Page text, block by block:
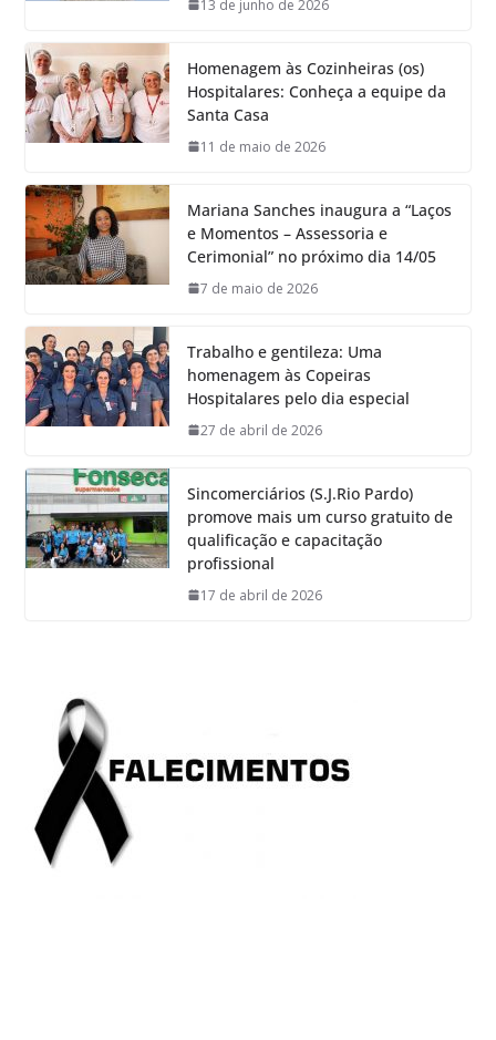
13 de junho de 2026
Homenagem às Cozinheiras (os)
Hospitalares: Conheça a equipe da
Santa Casa
11 de maio de 2026
Mariana Sanches inaugura a “Laços
e Momentos – Assessoria e
Cerimonial” no próximo dia 14/05
7 de maio de 2026
Trabalho e gentileza: Uma
homenagem às Copeiras
Hospitalares pelo dia especial
27 de abril de 2026
Sincomerciários (S.J.Rio Pardo)
promove mais um curso gratuito de
qualificação e capacitação
profissional
17 de abril de 2026